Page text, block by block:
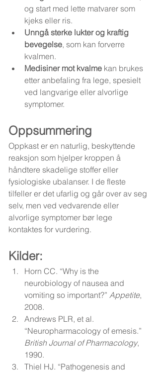
og start med lette matvarer som
kjeks eller ris.
Unngå sterke lukter og kraftig
bevegelse, som kan forverre
kvalmen.
Medisiner mot kvalme kan brukes
etter anbefaling fra lege, spesielt
ved langvarige eller alvorlige
symptomer.
Oppsummering
Oppkast er en naturlig, beskyttende
reaksjon som hjelper kroppen å
håndtere skadelige stoffer eller
fysiologiske ubalanser. I de fleste
tilfeller er det ufarlig og går over av seg
selv, men ved vedvarende eller
alvorlige symptomer bør lege
kontaktes for vurdering.
Kilder:
Horn CC. “Why is the
neurobiology of nausea and
vomiting so important?” Appetite,
2008.
Andrews PLR, et al.
“Neuropharmacology of emesis.”
British Journal of Pharmacology,
1990.
Thiel HJ. “Pathogenesis and